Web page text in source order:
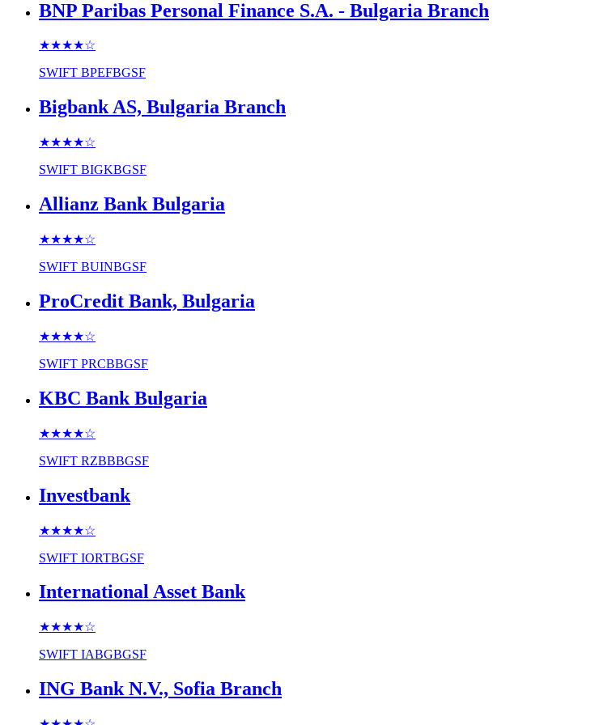
BNP Paribas Personal Finance S.A. - Bulgaria Branch
★★★★☆
SWIFT BPEFBGSF
Bigbank AS, Bulgaria Branch
★★★★☆
SWIFT BIGKBGSF
Allianz Bank Bulgaria
★★★★☆
SWIFT BUINBGSF
ProCredit Bank, Bulgaria
★★★★☆
SWIFT PRCBBGSF
KBC Bank Bulgaria
★★★★☆
SWIFT RZBBBGSF
Investbank
★★★★☆
SWIFT IORTBGSF
International Asset Bank
★★★★☆
SWIFT IABGBGSF
ING Bank N.V., Sofia Branch